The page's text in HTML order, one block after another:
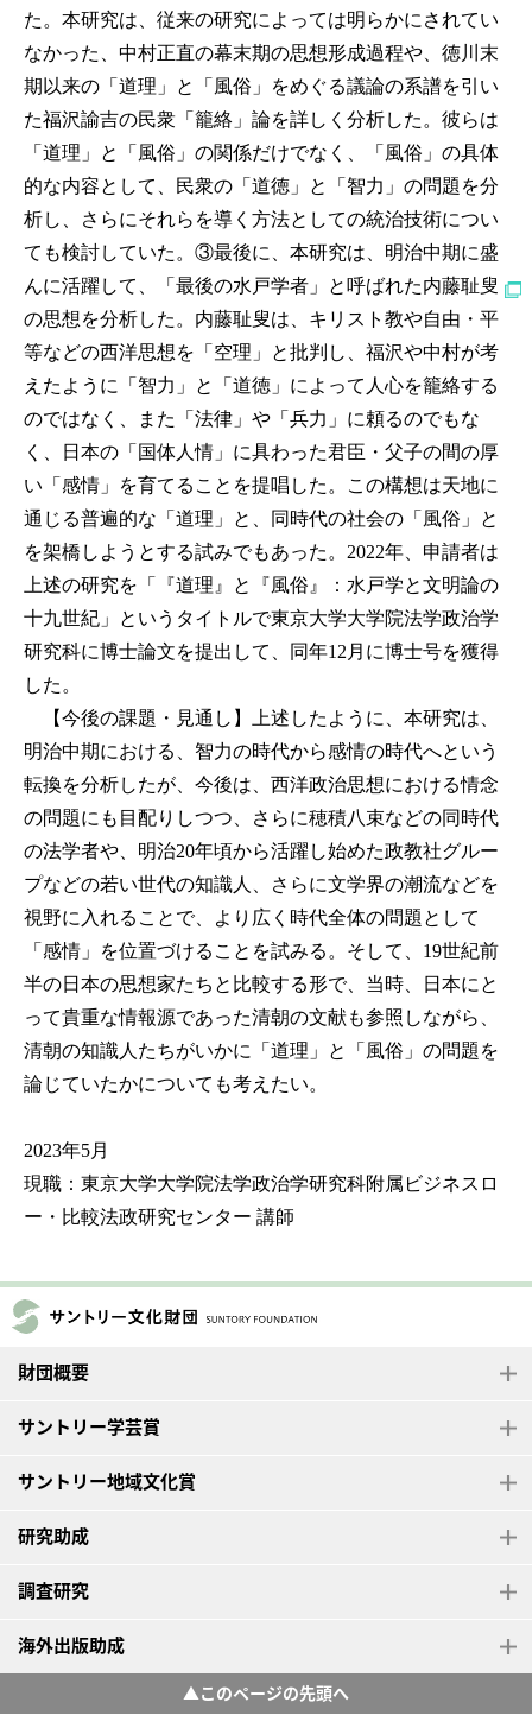
た。本研究は、従来の研究によっては明らかにされてい
なかった、中村正直の幕末期の思想形成過程や、徳川末
期以来の「道理」と「風俗」をめぐる議論の系譜を引い
た福沢諭吉の民衆「籠絡」論を詳しく分析した。彼らは
「道理」と「風俗」の関係だけでなく、「風俗」の具体
的な内容として、民衆の「道徳」と「智力」の問題を分
析し、さらにそれらを導く方法としての統治技術につい
ても検討していた。③最後に、本研究は、明治中期に盛
んに活躍して、「最後の水戸学者」と呼ばれた内藤耻叟
の思想を分析した。内藤耻叟は、キリスト教や自由・平
等などの西洋思想を「空理」と批判し、福沢や中村が考
えたように「智力」と「道徳」によって人心を籠絡する
のではなく、また「法律」や「兵力」に頼るのでもな
く、日本の「国体人情」に具わった君臣・父子の間の厚
い「感情」を育てることを提唱した。この構想は天地に
通じる普遍的な「道理」と、同時代の社会の「風俗」と
を架橋しようとする試みでもあった。2022年、申請者は
上述の研究を「『道理』と『風俗』：水戸学と文明論の
十九世紀」というタイトルで東京大学大学院法学政治学
研究科に博士論文を提出して、同年12月に博士号を獲得
した。
【今後の課題・見通し】上述したように、本研究は、
明治中期における、智力の時代から感情の時代へという
転換を分析したが、今後は、西洋政治思想における情念
の問題にも目配りしつつ、さらに穂積八束などの同時代
の法学者や、明治20年頃から活躍し始めた政教社グルー
プなどの若い世代の知識人、さらに文学界の潮流などを
視野に入れることで、より広く時代全体の問題として
「感情」を位置づけることを試みる。そして、19世紀前
半の日本の思想家たちと比較する形で、当時、日本にと
って貴重な情報源であった清朝の文献も参照しながら、
清朝の知識人たちがいかに「道理」と「風俗」の問題を
論じていたかについても考えたい。
2023年5月
現職：東京大学大学院法学政治学研究科附属ビジネスロ
ー・比較法政研究センター 講師
財団概要
サントリー学芸賞
サントリー地域文化賞
研究助成
調査研究
海外出版助成
▲このページの先頭へ